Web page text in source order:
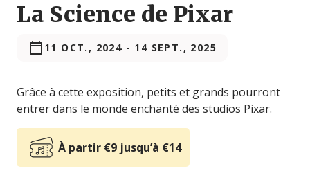
La Science de Pixar
11 OCT., 2024 - 14 SEPT., 2025
Grâce à cette exposition, petits et grands pourront
entrer dans le monde enchanté des studios Pixar.
À partir €9 jusqu’à €14